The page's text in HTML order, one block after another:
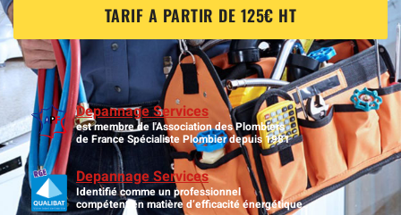
TARIF A PARTIR DE 125€ HT
Depannage Services
est membre de l'Association des Plombiers
de France Spécialiste Plombier depuis 1981
Depannage Services
Identifié comme un professionnel
compétent en matière d’efficacité énergétique.